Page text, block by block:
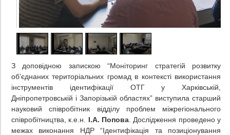
З доповідною запискою “Моніторинг стратегій розвитку
об’єднаних територіальних громад в контексті використання
інструментів ідентифікації ОТГ у Харківській,
Дніпропетровській і Запорізькій областях” виступила старший
науковий співробітник відділу проблем міжрегіонального
співробітництва, к.е.н. І.А. Попова . Дослідження проведено у
межах виконання НДР “Ідентифікація та позиціонування